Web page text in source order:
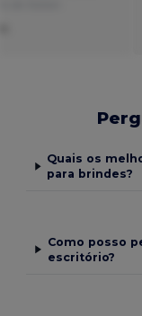
Quais os
para brindes?
Como posso
escritório?